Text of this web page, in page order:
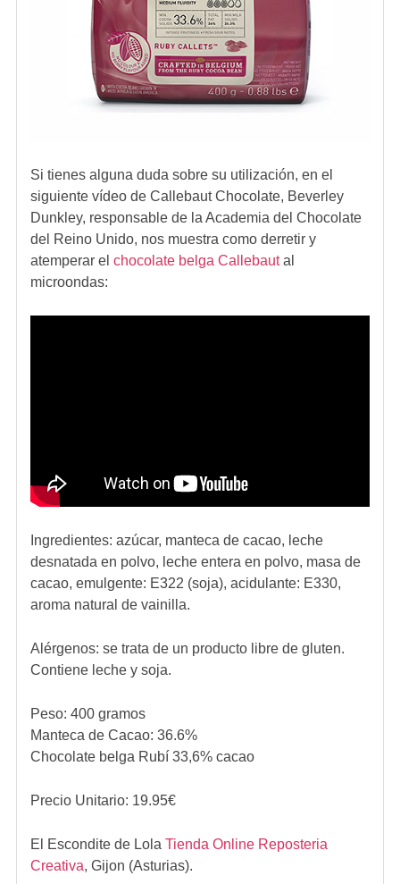
Si tienes alguna duda sobre su utilización, en el
siguiente vídeode Callebaut Chocolate, Beverley
Dunkley, responsable de la Academia del Chocolate
del Reino Unido, nos muestra como derretir y
atemperar el chocolate belga Callebautal
microondas:
Ingredientes: azúcar, manteca de cacao, leche
desnatada en polvo, leche entera en polvo, masa de
cacao, emulgente: E322 (soja), acidulante: E330,
aroma natural de vainilla.
Alérgenos: se trata de un producto libre de gluten.
Contiene leche y soja.
Peso: 400 gramos
Manteca de Cacao: 36.6%
Chocolate belga Rubí 33,6% cacao
Precio Unitario: 19.95€
El Escondite de Lola Tienda Online Reposteria
Creativa, Gijon (Asturias).